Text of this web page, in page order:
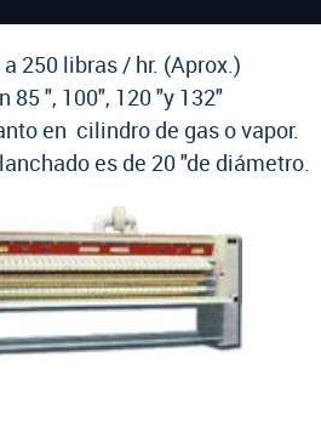
250 libras / hr. (Aprox.)
85 ", 100", 120 "y 132"
en cilindro de gas o vapor.
es de 20 "de diámetro.